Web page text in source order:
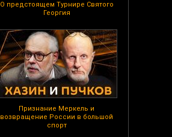
О предстоящем Турнире Святого
Георгия
Признание Меркель и
возвращение России в большой
спорт